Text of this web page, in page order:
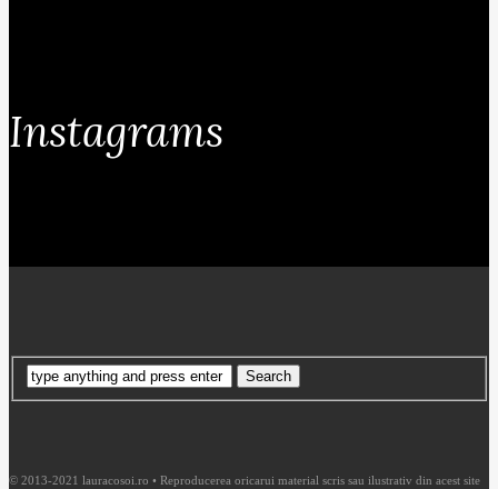
Instagrams
© 2013-2021 lauracosoi.ro • Reproducerea oricarui material scris sau ilustrativ din acest site